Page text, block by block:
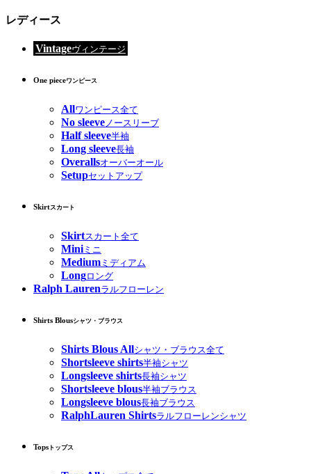
レディース
Vintageヴィンテージ
One pieceワンピース
Allワンピース全て
No sleeveノースリーブ
Half sleeve半袖
Long sleeve長袖
Overallsオーバーオール
Setupセットアップ
Skirtスカート
Skirtスカート全て
Miniミニ
Medium ミディアム
Longロング
Ralph Laurenラルフローレン
Shirts Blousシャツ・ブラウス
Shirts Blous Allシャツ・ブラウス全て
Shortsleeve shirts半袖シャツ
Longsleeve shirts長袖シャツ
Shortsleeve blous半袖ブラウス
Longsleeve blous長袖ブラウス
RalphLauren Shirtsラルフローレンシャツ
Tops トップス